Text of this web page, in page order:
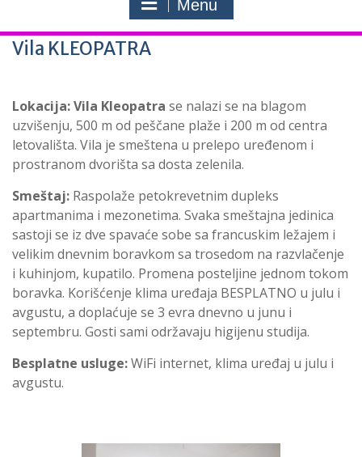
Menu
Vila KLEOPATRA
Lokacija:Vila Kleopatra se nalazi se na blagom
uzvišenju, 500 m od peščane plaže i 200 m od centra
letovališta. Vila je smeštena u prelepo uređenom i
prostranom dvorišta sa dosta zelenila.
Smeštaj: Raspolaže petokrevetnim dupleks
apartmanima i mezonetima. Svaka smeštajna jedinica
sastoji se iz dve spavaće sobe sa francuskim ležajem i
velikim dnevnim boravkom sa trosedom na razvlačenje
i kuhinjom, kupatilo. Promena posteljine jednom tokom
boravka. Korišćenje klima uređaja BESPLATNO u julu i
avgustu, a doplaćuje se 3 evra dnevno u junu i
septembru. Gosti sami održavaju higijenu studija.
Besplatne usluge:WiFi internet, klima uređaj u julu i
avgustu.